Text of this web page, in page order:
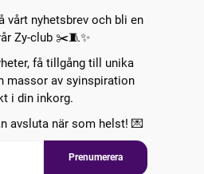
vårt nyhetsbrev och bli en
Zy-club ✂️🧵✨
få tillgång till unika
massor av syinspiration
i din inkorg.
avsluta när som helst! 💌
Prenumerera